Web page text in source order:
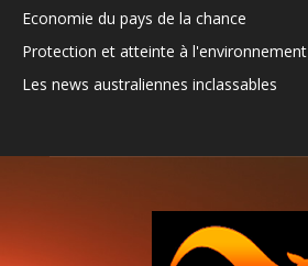
Economie du pays de la chance
Protection et atteinte à l'environnement
Les news australiennes inclassables